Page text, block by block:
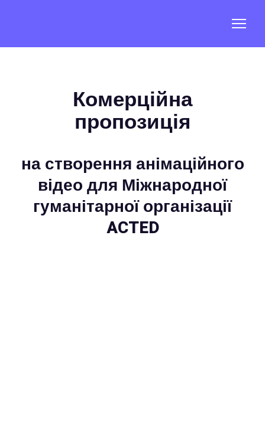
Комерційна
пропозиція
на створення анімаційного
відео для Міжнародної
гуманітарної організації
ACTED